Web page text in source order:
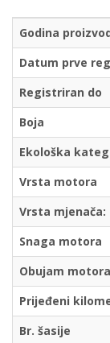
Godina
Datum prve
Registriran do
Boja
Ekološka
Vrsta motora
Vrsta mjenača:
Snaga motora
Obujam motora
Prijeđeni
Br. šasije